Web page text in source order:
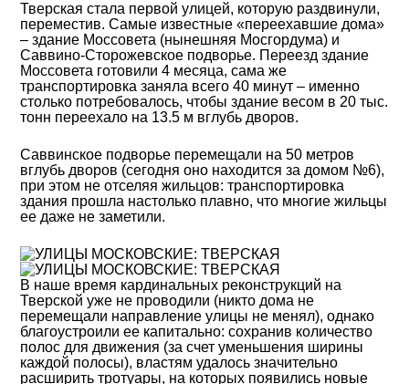
Тверская стала первой улицей, которую раздвинули,
переместив. Самые известные «переехавшие дома»
– здание Моссовета (нынешняя Мосгордума) и
Саввино-Сторожевское подворье. Переезд здание
Моссовета готовили 4 месяца, сама же
транспортировка заняла всего 40 минут – именно
столько потребовалось, чтобы здание весом в 20 тыс.
тонн переехало на 13.5 м вглубь дворов.
Саввинское подворье перемещали на 50 метров
вглубь дворов (сегодня оно находится за домом №6),
при этом не отселяя жильцов: транспортировка
здания прошла настолько плавно, что многие жильцы
ее даже не заметили.
В наше время кардинальных реконструкций на
Тверской уже не проводили (никто дома не
перемещали направление улицы не менял), однако
благоустроили ее капитально: сохранив количество
полос для движения (за счет уменьшения ширины
каждой полосы), властям удалось значительно
расширить тротуары, на которых появились новые